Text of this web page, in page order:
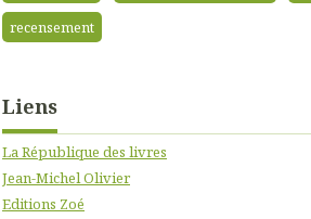
recensement
Liens
La République des livres
Jean-Michel Olivier
Editions Zoé